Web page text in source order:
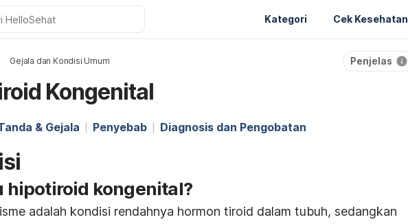
Kategori Cek Kesehatan
Gejala dan Kondisi Umum Penjelas
Kongenital
& Gejala Penyebab Diagnosis dan Pengobatan
hipotiroid kongenital?
adalah kondisi rendahnya hormon tiroid dalam tubuh, sedangkan